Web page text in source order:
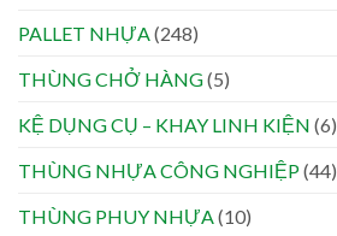
PALLET NHỰA (248)
THÙNG CHỞ HÀNG(5)
KỆ DỤNG CỤ – KHAY LINH KIỆN (6)
THÙNG NHỰA CÔNG NGHIỆP(44)
THÙNG PHUY NHỰA (10)